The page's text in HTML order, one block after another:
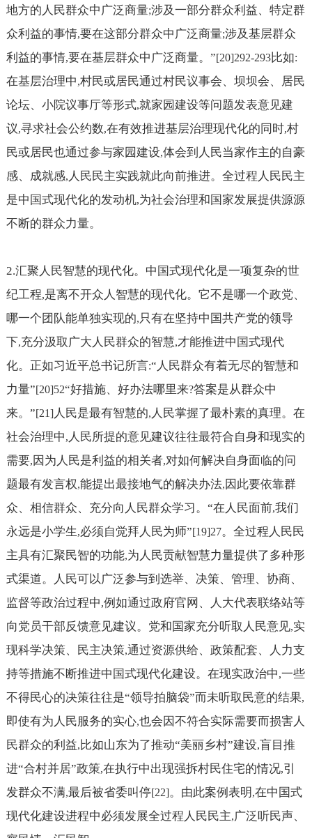
地方的人民群众中广泛商量;涉及一部分群众利益、特定群
众利益的事情,要在这部分群众中广泛商量;涉及基层群众
利益的事情,要在基层群众中广泛商量。”[20]292-293比如:
在基层治理中,村民或居民通过村民议事会、坝坝会、居民
论坛、小院议事厅等形式,就家园建设等问题发表意见建
议,寻求社会公约数,在有效推进基层治理现代化的同时,村
民或居民也通过参与家园建设,体会到人民当家作主的自豪
感、成就感, 人民民主实践就此向前推进。全过程人民民主
是中国式现代化的发动机,为社会治理和国家发展提供源源
不断的群众力量。
2.汇聚人民智慧的现代化。中国式现代化是一项复杂的世
纪工程,是离不开众人智慧的现代化。它不是哪一个政党、
哪一个团队能单独实现的,只有在坚持中国共产党的领导
下,充分汲取广大人民群众的智慧,才能推进中国式现代
化。正如习近平总书记所言:“人民群众有着无尽的智慧和
力量”[20]52“好措施、好办法哪里来?答案是从群众中
来。”[21]人民是最有智慧的, 人民掌握了最朴素的真理。在
社会治理中, 人民所提的意见建议往往最符合自身和现实的
需要,因为人民是利益的相关者,对如何解决自身面临的问
题最有发言权,能提出最接地气的解决办法,因此要依靠群
众、相信群众、充分向人民群众学习。“在人民面前,我们
永远是小学生,必须自觉拜人民为师”[19]27。全过程人民民
主具有汇聚民智的功能,为人民贡献智慧力量提供了多种形
式渠道。人民可以广泛参与到选举、决策、管理、协商、
监督等政治过程中,例如通过政府官网、人大代表联络站等
向党员干部反馈意见建议。党和国家充分听取人民意见,实
现科学决策、民主决策,通过资源供给、政策配套、人力支
持等措施不断推进中国式现代化建设。在现实政治中,一些
不得民心的决策往往是“领导拍脑袋”而未听取民意的结果,
即使有为人民服务的实心,也会因不符合实际需要而损害人
民群众的利益,比如山东为了推动“美丽乡村”建设,盲目推
进“合村并居”政策,在执行中出现强拆村民住宅的情况,引
发群众不满,最后被省委叫停[22]。由此案例表明,在中国式
现代化建设进程中必须发展全过程人民民主,广泛听民声、